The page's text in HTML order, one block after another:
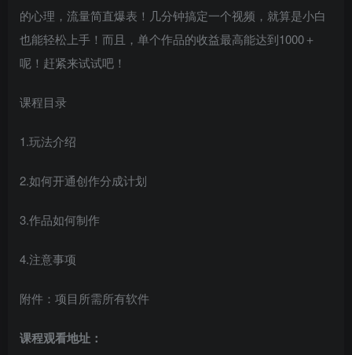
的心理，流量简直爆表！几分钟搞定一个视频，就算是小白
也能轻松上手！而且，单个作品的收益最高能达到1000＋
呢！赶紧来试试吧！
课程目录
1.玩法介绍
2.如何开通创作分成计划
3.作品如何制作
4.注意事项
附件：项目所需所有软件
课程观看地址：